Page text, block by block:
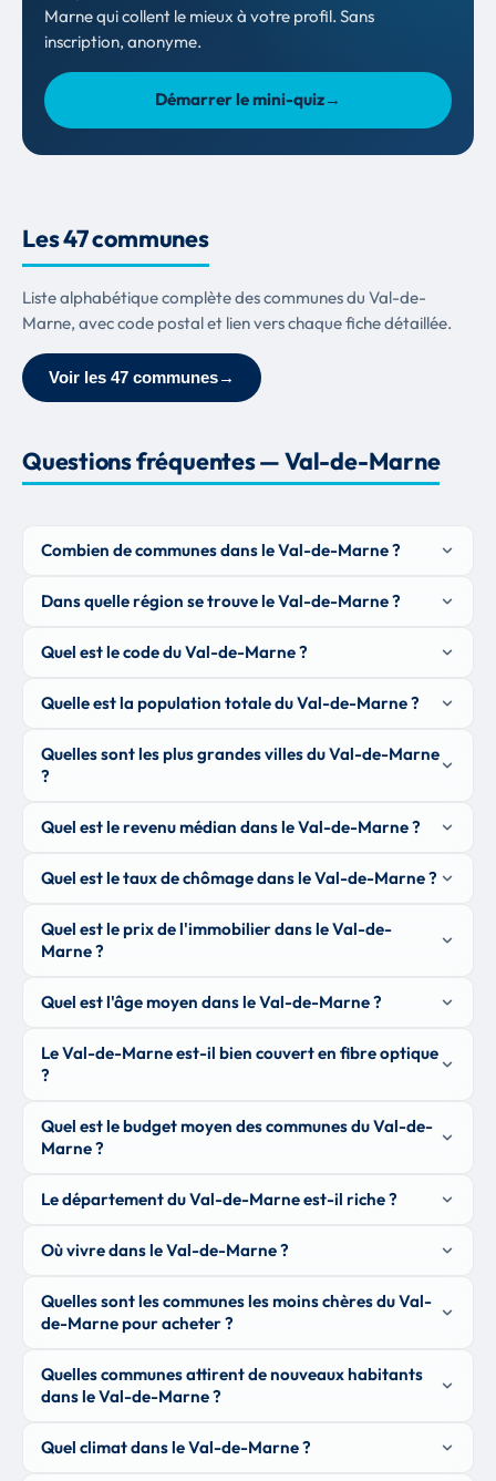
Marne qui collent le mieux à votre profil. Sans
inscription, anonyme.
Démarrer le mini-quiz→
Les 47 communes
Liste alphabétique complète des communes du Val-de-
Marne, avec code postal et lien vers chaque fiche détaillée.
Voir les 47 communes→
Questions fréquentes — Val-de-Marne
Combien de communes dans le Val-de-Marne ?
Dans quelle région se trouve le Val-de-Marne ?
Quel est le code du Val-de-Marne ?
Quelle est la population totale du Val-de-Marne ?
Quelles sont les plus grandes villes du Val-de-Marne
?
Quel est le revenu médian dans le Val-de-Marne ?
Quel est le taux de chômage dans le Val-de-Marne ?
Quel est le prix de l'immobilier dans le Val-de-
Marne ?
Quel est l'âge moyen dans le Val-de-Marne ?
Le Val-de-Marne est-il bien couvert en fibre optique
?
Quel est le budget moyen des communes du Val-de-
Marne ?
Le département du Val-de-Marne est-il riche ?
Où vivre dans le Val-de-Marne ?
Quelles sont les communes les moins chères du Val-
de-Marne pour acheter ?
Quelles communes attirent de nouveaux habitants
dans le Val-de-Marne ?
Quel climat dans le Val-de-Marne ?